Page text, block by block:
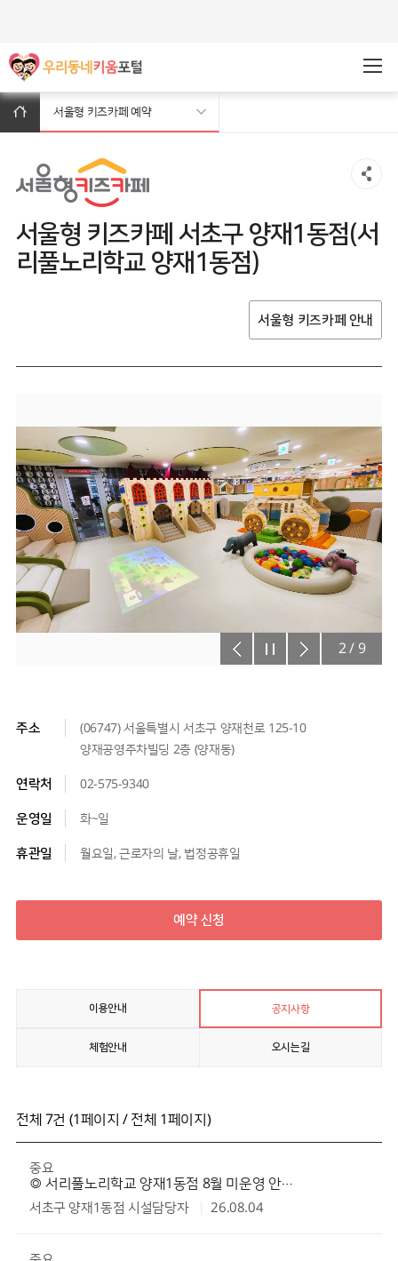
서울형 키즈카페 예약
서울형 키즈카페 서초구 양재1동점(서
리풀노리학교 양재1동점)
서울형 키즈카페 안내
2/ 9
주소
(06747) 서울특별시 서초구 양재천로 125-10
양재공영주차빌딩 2층 (양재동)
연락처 02-575-9340
운영일 화~일
휴관일 월요일, 근로자의 날, 법정공휴일
예약 신청
이용안내 공지사항
체험안내 오시는길
전체 7건 (1페이지 / 전체 1페이지)
중요
◎ 서리풀노리학교 양재1동점 8월 미운영 안내 ◎
서초구 양재1동점 시설담당자 26.08.04